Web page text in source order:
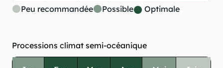
Peu recommandée Possible Optimale
Processions climat semi-océanique